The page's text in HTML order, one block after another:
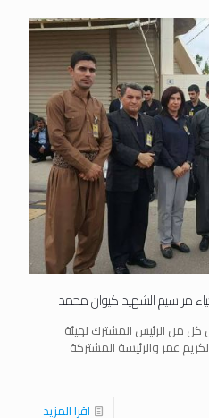
مراسيم الشهيد كيوان محمد
من الرئيس المشترك لهيئة
عمر والرئيسة المشتركة
اقرا المزيد